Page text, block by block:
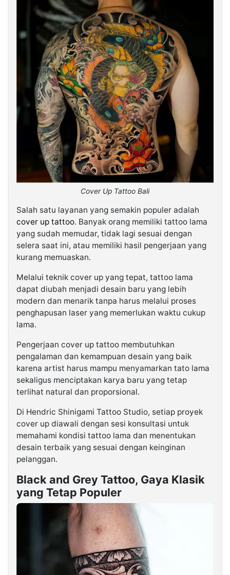
Cover Up Tattoo Bali
Salah satu layanan yang semakin populer adalah
cover up tattoo. Banyak orang memiliki tattoo lama
yang sudah memudar, tidak lagi sesuai dengan
selera saat ini, atau memiliki hasil pengerjaan yang
kurang memuaskan.
Melalui teknik cover up yang tepat, tattoo lama
dapat diubah menjadi desain baru yang lebih
modern dan menarik tanpa harus melalui proses
penghapusan laser yang memerlukan waktu cukup
lama.
Pengerjaan cover up tattoo membutuhkan
pengalaman dan kemampuan desain yang baik
karena artist harus mampu menyamarkan tato lama
sekaligus menciptakan karya baru yang tetap
terlihat natural dan proporsional.
Di Hendric Shinigami Tattoo Studio, setiap proyek
cover up diawali dengan sesi konsultasi untuk
memahami kondisi tattoo lama dan menentukan
desain terbaik yang sesuai dengan keinginan
pelanggan.
Black and Grey Tattoo, Gaya Klasik
yang Tetap Populer